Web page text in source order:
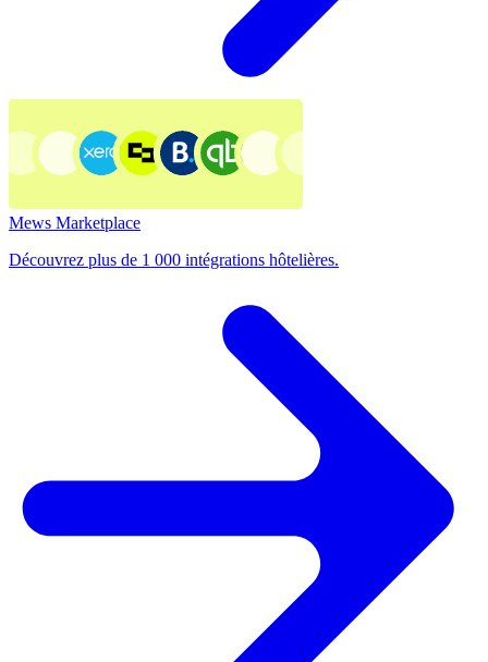
Mews Marketplace
Découvrez plus de 1 000 intégrations hôtelières.